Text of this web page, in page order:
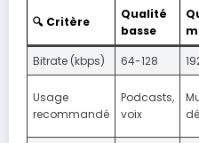
🔍 Critère
Qualité
basse
Bitrate (kbps) 64-128
Usage
recommandé
Podcasts,
voix